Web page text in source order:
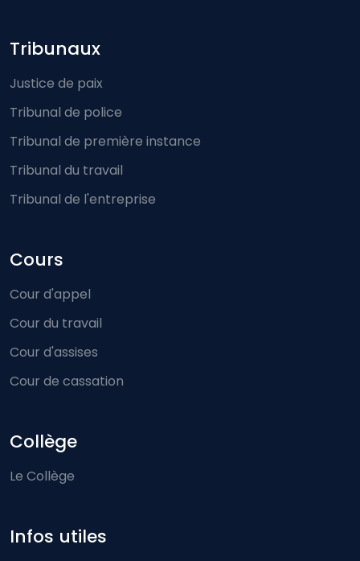
Footer-menu
Tribunaux
Justice de paix
Tribunal de police
Tribunal de première instance
Tribunal du travail
Tribunal de l'entreprise
Cours
Cour d'appel
Cour du travail
Cour d'assises
Cour de cassation
Collège
Le Collège
Infos utiles